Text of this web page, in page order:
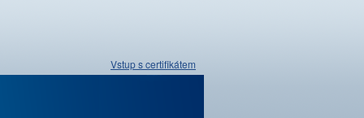
Vstup s certifikátem